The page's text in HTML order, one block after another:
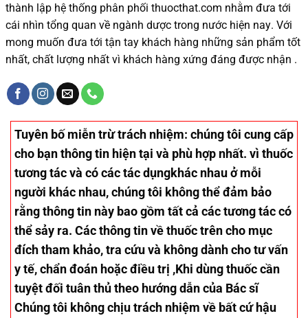
thành lập hệ thống phân phối thuocthat.com nhằm đưa tới
cái nhìn tổng quan về ngành dược trong nước hiện nay. Với
mong muốn đưa tới tận tay khách hàng những sản phẩm tốt
nhất, chất lượng nhất vì khách hàng xứng đáng được nhận .
Tuyên bố miễn trừ trách nhiệm: chúng tôi cung cấp
cho bạn thông tin hiện tại và phù hợp nhất. vì thuốc
tương tác và có các tác dụngkhác nhau ở mỗi
người khác nhau, chúng tôi không thể đảm bảo
rằng thông tin này bao gồm tất cả các tương tác có
thể sảy ra. Các thông tin về thuốc trên cho mục
đích tham khảo, tra cứu và không dành cho tư vấn
y tế, chẩn đoán hoặc điều trị ,Khi dùng thuốc cần
tuyệt đối tuân thủ theo hướng dẫn của Bác sĩ
Chúng tôi không chịu trách nhiệm về bất cứ hậu